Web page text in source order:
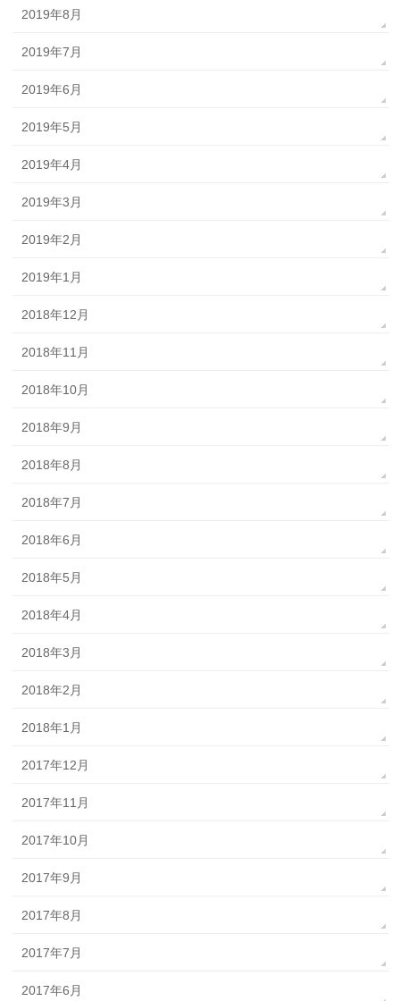
2019年8月
2019年7月
2019年6月
2019年5月
2019年4月
2019年3月
2019年2月
2019年1月
2018年12月
2018年11月
2018年10月
2018年9月
2018年8月
2018年7月
2018年6月
2018年5月
2018年4月
2018年3月
2018年2月
2018年1月
2017年12月
2017年11月
2017年10月
2017年9月
2017年8月
2017年7月
2017年6月